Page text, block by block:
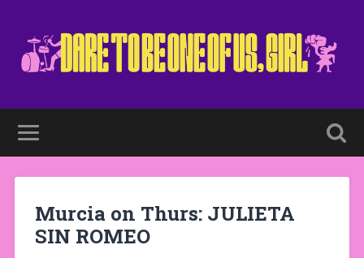
Murcia on Thurs: JULIETA
SIN ROMEO